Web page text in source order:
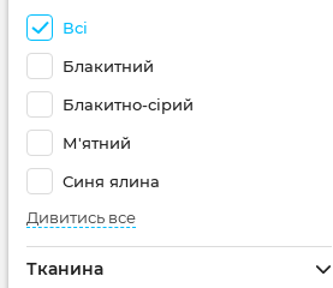
Всі
Блакитний
Блакитно-сірий
М'ятний
Синя ялина
Дивитись все
Тканина